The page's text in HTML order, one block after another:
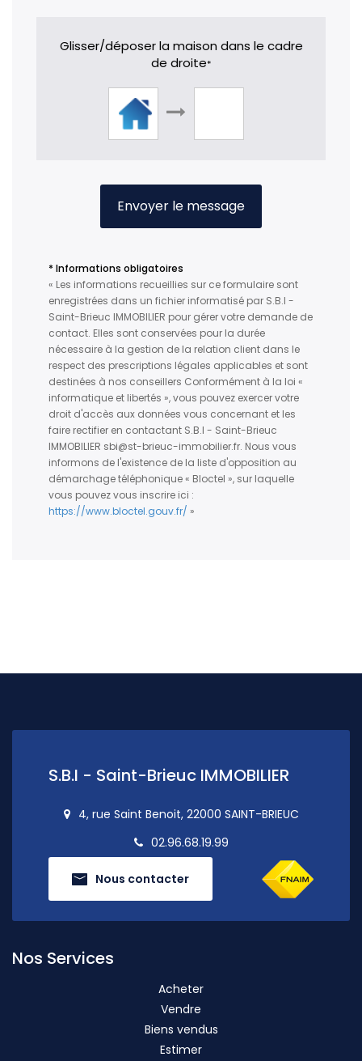
Glisser/déposer la maison dans le cadre
de droite*
Envoyer le message
* Informations obligatoires
« Les informations recueillies sur ce formulaire sont
enregistrées dans un fichier informatisé par S.B.I -
Saint-Brieuc IMMOBILIER pour gérer votre demande de
contact. Elles sont conservées pour la durée
nécessaire à la gestion de la relation client dans le
respect des prescriptions légales applicables et sont
destinées à nos conseillers Conformément à la loi «
informatique et libertés », vous pouvez exercer votre
droit d'accès aux données vous concernant et les
faire rectifier en contactant S.B.I - Saint-Brieuc
IMMOBILIER sbi@st-brieuc-immobilier.fr. Nous vous
informons de l'existence de la liste d'opposition au
démarchage téléphonique « Bloctel », sur laquelle
vous pouvez vous inscrire ici :
https://www.bloctel.gouv.fr/ »
S.B.I - Saint-Brieuc IMMOBILIER
4, rue Saint Benoit, 22000 SAINT-BRIEUC
02.96.68.19.99
Nous contacter
Nos Services
Acheter
Vendre
Biens vendus
Estimer